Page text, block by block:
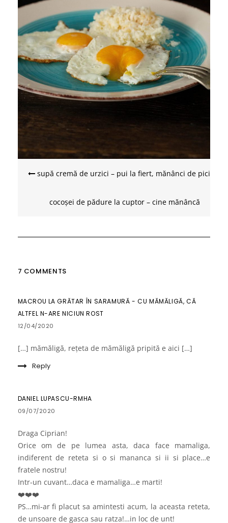
supă cremă de urzici – pui la fiert, mănânci de pici
cocoșei de pădure la cuptor – cine mănâncă
7 COMMENTS
MACROU LA GRĂTAR ÎN SARAMURĂ - CU MĂMĂLIGĂ, CĂ
ALTFEL N-ARE NICIUN ROST
12/04/2020
[…] mămăligă, rețeta de mămăligă pripită e aici […]
Reply
DANIEL LUPASCU-RMHA
09/07/2020
Draga Ciprian!
Orice om de pe lumea asta, daca face mamaliga,
indiferent de reteta si o si mananca si ii si place…e
fratele nostru!
Intr-un cuvant…daca e mamaliga…e marti!
❤️❤️❤️
PS…mi-ar fi placut sa amintesti acum, la aceasta reteta,
de unsoare de gasca sau ratza!…in loc de unt!